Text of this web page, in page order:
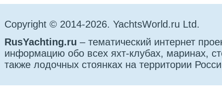
Copyright © 2014-2026. YachtsWorld.ru Ltd.
RusYachting.ru – тематический интернет
информацию обо всех яхт-клубах, маринах,
также лодочных стоянках на территории